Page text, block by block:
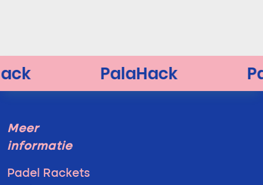
Meer
informatie
Padel Rackets